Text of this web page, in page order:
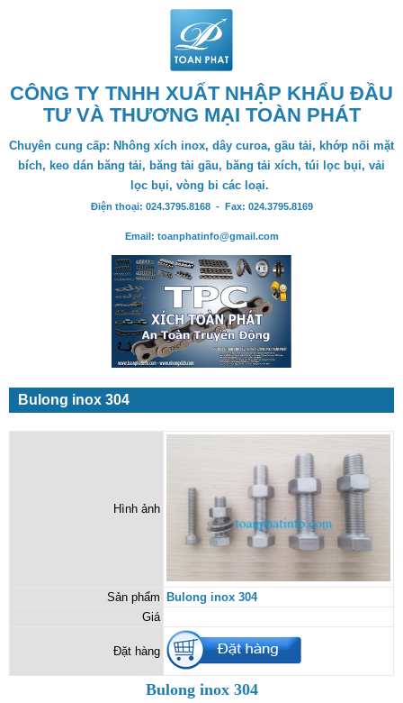
CÔNG TY TNHH XUẤT NHẬP KHẨU ĐẦU
TƯ VÀ THƯƠNG MẠI TOÀN PHÁT
Chuyên cung cấp: Nhông xích inox, dây curoa, gầu tải, khớp nối mặt
bích, keo dán băng tải, băng tải gầu, băng tải xích, túi lọc bụi, vải
lọc bụi, vòng bi các loại.
Điện thoại: 024.3795.8168 - Fax: 024.3795.8169
Email: toanphatinfo@gmail.com
Bulong inox 304
Hình ảnh
Sản phẩm
Bulong inox 304
Giá
Đặt hàng
Bulong inox 304